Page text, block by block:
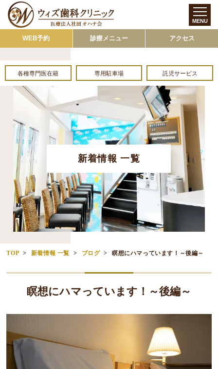
WEB予約 診療メニュー アクセス
各種専門医在籍 専用駐車場 託児サービス
新着情報 一覧
MENU
TOP 新着情報 一覧 ブログ 瞑想にハマっています！～後編～
瞑想にハマっています！～後編～